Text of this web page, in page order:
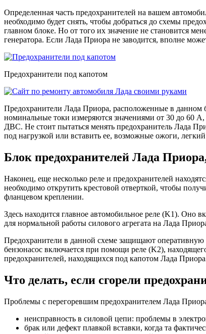
Определенная часть предохранителей на вашем
необходимо будет снять, чтобы добраться до схемы
главном блоке. Но от того их значение не становится
генератора. Если Лада Приора не заводится, вполне
Предохранители под капотом
Предохранители Лада Приора, расположенные в данном
номинальные токи измеряются значениями от 30 до 60
ДВС. Не стоит пытаться менять предохранитель Лада
под нагрузкой или вставить ее, возможные ожоги,
Блок предохранителей Лада
Наконец, еще несколько реле и предохранителей
необходимо открутить крестовой отверткой, чтобы
фланцевом креплении.
Здесь находится главное автомобильное реле (K1). Оно
для нормальной работы силового агрегата на Лада
Предохранители в данной схеме защищают
бензонасос включается при помощи реле (K2),
предохранителей, находящихся под капотом Лада
Что делать, если сгорели
Проблемы с перегоревшим предохранителем Лада
неисправность в силовой цепи: проблемы в
брак или дефект плавкой вставки, когда та